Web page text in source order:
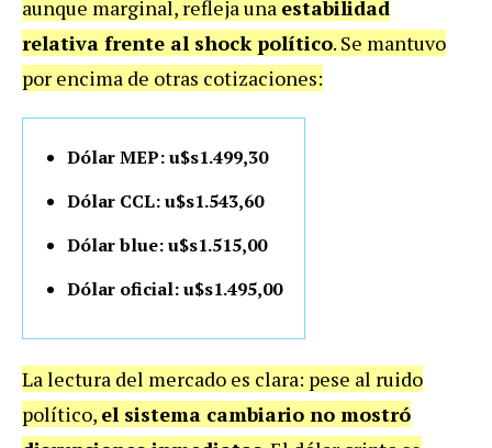
aunque marginal, refleja una estabilidad
relativa frente al shock político. Se mantuvo
por encima de otras cotizaciones:
Dólar MEP: u$s1.499,30
Dólar CCL: u$s1.543,60
Dólar blue: u$s1.515,00
Dólar oficial: u$s1.495,00
La lectura del mercado es clara: pese al ruido
político, el sistema cambiario no mostró